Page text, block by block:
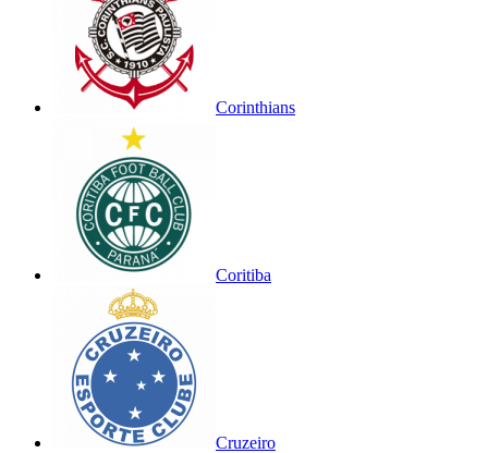
Corinthians
Coritiba
Cruzeiro